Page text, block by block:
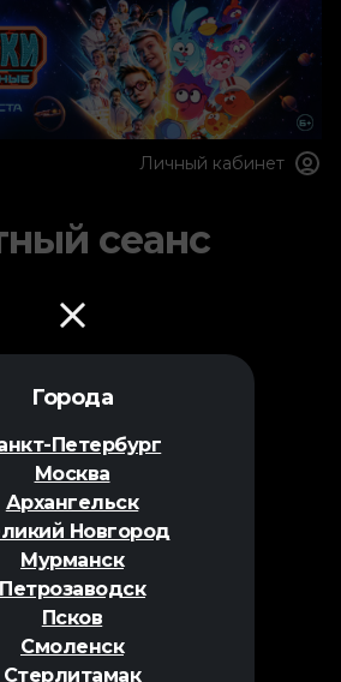
Города
Петербург
Москва
Архангельск
Новгород
Мурманск
Петрозаводск
Псков
Смоленск
Стерлитамак
Личный кабинет
сеанс